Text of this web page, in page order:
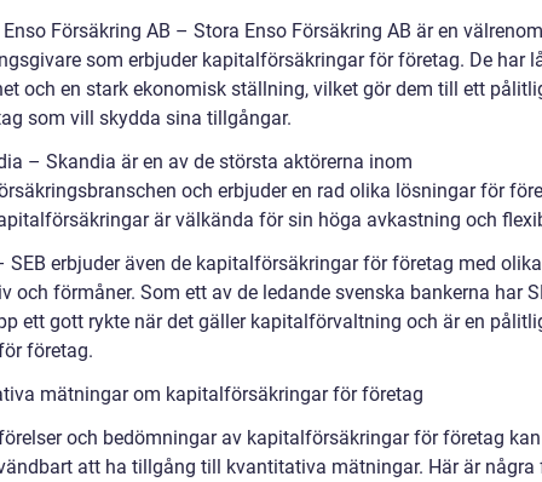
Försäkring AB – Stora Enso Försäkring AB är en
som erbjuder kapitalförsäkringar för företag. De har
och en stark ekonomisk ställning, vilket gör dem till ett
som vill skydda sina tillgångar.
– Skandia är en av de största aktörerna inom
och erbjuder en rad olika lösningar för
är välkända för sin höga avkastning och
SEB erbjuder även de kapitalförsäkringar för företag med olika
och förmåner. Som ett av de ledande svenska bankerna har
ett gott rykte när det gäller kapitalförvaltning och är en
företag.
mätningar om kapitalförsäkringar för företag
och bedömningar av kapitalförsäkringar för företag
att ha tillgång till kvantitativa mätningar. Här är några